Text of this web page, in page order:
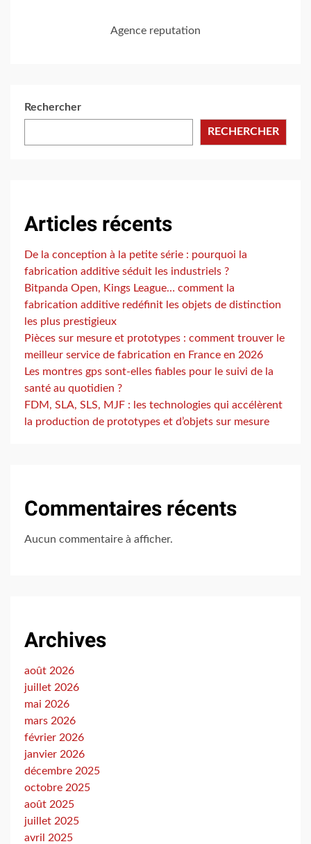
Agence reputation
Rechercher
RECHERCHER
Articles récents
De la conception à la petite série : pourquoi la
fabrication additive séduit les industriels ?
Bitpanda Open, Kings League… comment la
fabrication additive redéfinit les objets de distinction
les plus prestigieux
Pièces sur mesure et prototypes : comment trouver le
meilleur service de fabrication en France en 2026
Les montres gps sont-elles fiables pour le suivi de la
santé au quotidien ?
FDM, SLA, SLS, MJF : les technologies qui accélèrent
la production de prototypes et d’objets sur mesure
Commentaires récents
Aucun commentaire à afficher.
Archives
août 2026
juillet 2026
mai 2026
mars 2026
février 2026
janvier 2026
décembre 2025
octobre 2025
août 2025
juillet 2025
avril 2025